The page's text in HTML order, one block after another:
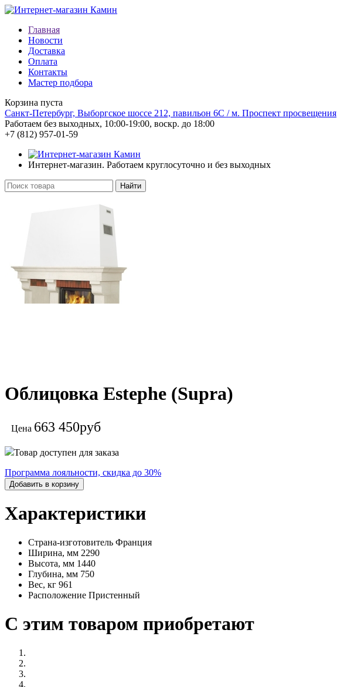
Главная
Новости
Доставка
Оплата
Контакты
Мастер подбора
Корзина пуста
Санкт-Петербург, Выборгское шоссе 212, павильон 6С / м. Проспект просвещения
Работаем без выходных, 10:00-19:00, воскр. до 18:00
+7 (812) 957-01-59
Интернет-магазин. Работаем круглосуточно и без выходных
Облицовка Estephe (Supra)
Цена 663 450руб
Товар доступен для заказа
Программа лояльности, скидка до 30%
Добавить в корзину
Характеристики
Страна-изготовитель Франция
Ширина, мм 2290
Высота, мм 1440
Глубина, мм 750
Вес, кг 961
Расположение Пристенный
С этим товаром приобретают